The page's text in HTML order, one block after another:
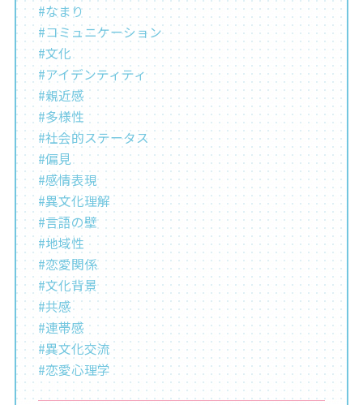
#なまり
#コミュニケーション
#文化
#アイデンティティ
#親近感
#多様性
#社会的ステータス
#偏見
#感情表現
#異文化理解
#言語の壁
#地域性
#恋愛関係
#文化背景
#共感
#連帯感
#異文化交流
#恋愛心理学